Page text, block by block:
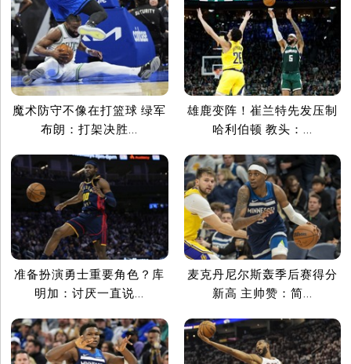
魔术防守不像在打篮球 绿军
布朗：打架决胜...
雄鹿变阵！崔兰特先发压制
哈利伯顿 教头：...
准备扮演勇士重要角色？库
明加：讨厌一直说...
麦克丹尼尔斯轰季后赛得分
新高 主帅赞：简...